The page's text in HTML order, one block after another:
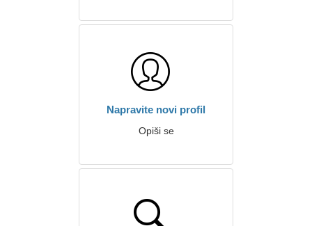
Napravite novi profil
Opiši se